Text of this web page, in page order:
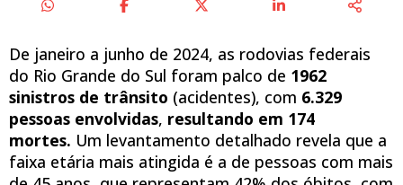
De janeiro a junho de 2024, as rodovias federais
do Rio Grande do Sul foram palco de 1962
sinistros de trânsito (acidentes), com 6.329
pessoas envolvidas, resultando em 174
mortes. Um levantamento detalhado revela que a
faixa etária mais atingida é a de pessoas com mais